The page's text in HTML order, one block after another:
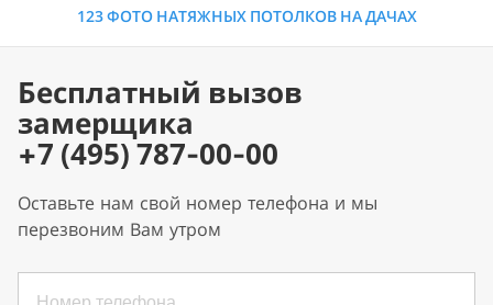
123 ФОТО НАТЯЖНЫХ ПОТОЛКОВ НА ДАЧАХ
Бесплатный вызов
замерщика
+7 (495) 787-00-00
Оставьте нам свой номер телефона и мы
перезвоним Вам утром